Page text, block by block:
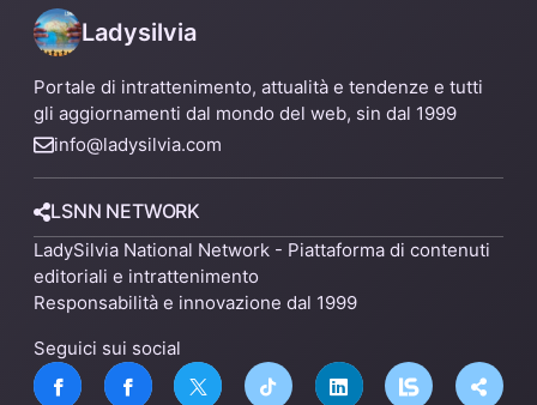
Ladysilvia
Portale di intrattenimento, attualità e tendenze e tutti
gli aggiornamenti dal mondo del web, sin dal 1999
info@ladysilvia.com
LSNN NETWORK
LadySilvia National Network - Piattaforma di contenuti
editoriali e intrattenimento
Responsabilità e innovazione dal 1999
Seguici sui social